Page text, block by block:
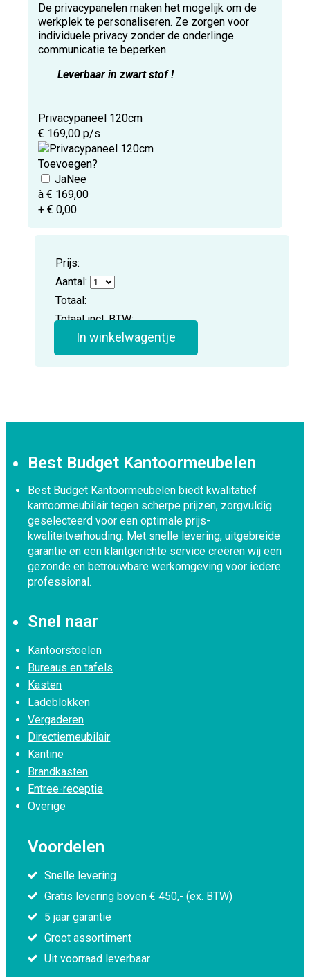
De privacypanelen maken het mogelijk om de
werkplek te personaliseren. Ze zorgen voor
individuele privacy zonder de onderlinge
communicatie te beperken.
Leverbaar in zwart stof !
Privacypaneel 120cm
€ 169,00 p/s
Toevoegen?
à € 169,00
+ € 0,00
Prijs:
Aantal:
Totaal:
Totaal incl. BTW:
In winkelwagentje
Best Budget Kantoormeubelen
Best Budget Kantoormeubelen biedt kwalitatief
kantoormeubilair tegen scherpe prijzen, zorgvuldig
geselecteerd voor een optimale prijs-
kwaliteitverhouding. Met snelle levering, uitgebreide
garantie en een klantgerichte service creëren wij een
gezonde en betrouwbare werkomgeving voor iedere
professional.
Snel naar
Kantoorstoelen
Bureaus en tafels
Kasten
Ladeblokken
Vergaderen
Directiemeubilair
Kantine
Brandkasten
Entree-receptie
Overige
Voordelen
Snelle levering
Gratis levering boven € 450,- (ex. BTW)
5 jaar garantie
Groot assortiment
Uit voorraad leverbaar